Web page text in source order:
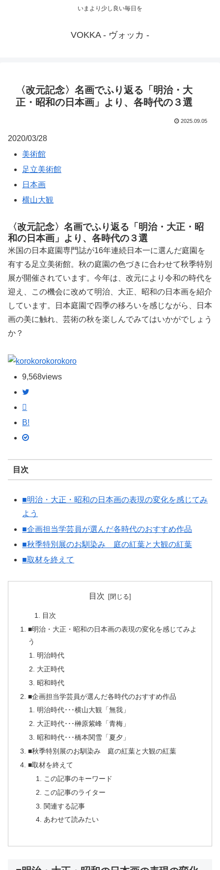
いまより少し良い毎日を
VOKKA - ヴォッカ -
〈改元記念〉名画でふり返る「明治・大
正・昭和の日本画」より、各時代の３選
2025.09.05
2020/03/28
美術館
足立美術館
日本画
横山大観
〈改元記念〉名画でふり返る「明治・大正・昭
和の日本画」より、各時代の３選
米国の日本庭園専門誌が16年連続日本一に選んだ庭園を
有する足立美術館。秋の庭園の色づきに合わせて秋季特別
展が開催されています。今年は、改元により令和の時代を
迎え、この機会に改めて明治、大正、昭和の日本画を紹介
しています。日本庭園で四季の移ろいを感じながら、日本
画の美に触れ、芸術の秋を楽しんでみてはいかがでしょう
か？
korokoro
9,568views
B!
目次
■明治・大正・昭和の日本画の表現の変化を感じてみ
よう
■企画担当学芸員が選んだ各時代のおすすめ作品
■秋季特別展のお馴染み 庭の紅葉と大観の紅葉
■取材を終えて
目次
目次
■明治・大正・昭和の日本画の表現の変化を感じてみよ
う
明治時代
大正時代
昭和時代
■企画担当学芸員が選んだ各時代のおすすめ作品
明治時代･･･横山大観「無我」
大正時代･･･榊原紫峰「青梅」
昭和時代･･･橋本関雪「夏夕」
■秋季特別展のお馴染み 庭の紅葉と大観の紅葉
■取材を終えて
この記事のキーワード
この記事のライター
関連する記事
あわせて読みたい